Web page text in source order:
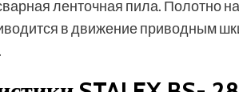
ленточная пила. Полотно
в движение приводным